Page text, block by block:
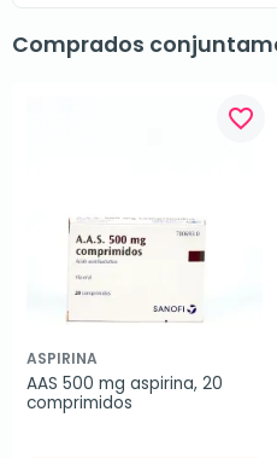
Comprados
favorite_border
ASPIRINA
AAS 500 mg aspirina, 20
comprimidos